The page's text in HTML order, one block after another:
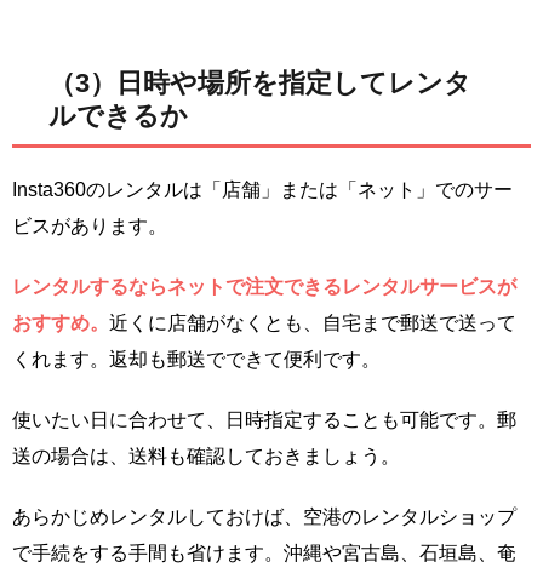
（3）日時や場所を指定してレンタ
ルできるか
Insta360のレンタルは「店舗」または「ネット」でのサー
ビスがあります。
レンタルするならネットで注文できるレンタルサービスが
おすすめ。 近くに店舗がなくとも、自宅まで郵送で送って
くれます。返却も郵送でできて便利です。
使いたい日に合わせて、日時指定することも可能です。郵
送の場合は、送料も確認しておきましょう。
あらかじめレンタルしておけば、空港のレンタルショップ
で手続をする手間も省けます。沖縄や宮古島、石垣島、奄